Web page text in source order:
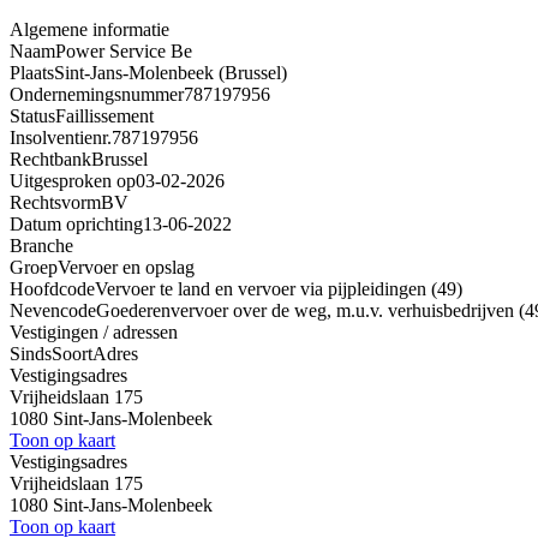
Algemene informatie
NaamPower Service Be
PlaatsSint-Jans-Molenbeek (Brussel)
Ondernemingsnummer787197956
StatusFaillissement
Insolventienr.787197956
RechtbankBrussel
Uitgesproken op03-02-2026
RechtsvormBV
Datum oprichting13-06-2022
Branche
GroepVervoer en opslag
HoofdcodeVervoer te land en vervoer via pijpleidingen (49)
NevencodeGoederenvervoer over de weg, m.u.v. verhuisbedrijven
Vestigingen / adressen
SindsSoortAdres
Vestigingsadres
Vrijheidslaan 175
1080 Sint-Jans-Molenbeek
Toon op kaart
Vestigingsadres
Vrijheidslaan 175
1080 Sint-Jans-Molenbeek
Toon op kaart